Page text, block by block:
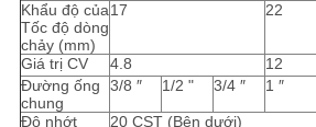
Khẩu độ của
Tốc độ dòng
chảy (mm)
17 22
Giá trị CV 4.8 12
Đường ống
chung
3/8 ″ 1/2 " 3/4 ″ 1 ″
Độ nhớt 20 CST (Bên dưới)